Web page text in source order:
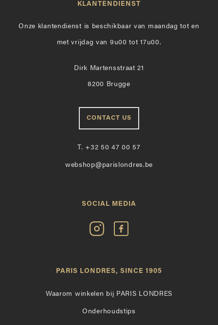
KLANTENDIENST
Onze klantendienst is beschikbaar van maandag tot en
met vrijdag van 9u00 tot 17u00.
Dirk Martensstraat 21
8200 Brugge
CONTACT US
T. +32 50 47 00 57
webshop@parislondres.be
SOCIAL MEDIA
Volg
Paris
Instagram
Vind
op
PARIS LONDRES, SINCE 1905
Waarom winkelen bij PARIS LONDRES
Onderhoudstips